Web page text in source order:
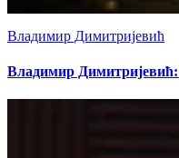
Владимир Димитријевић
Владимир